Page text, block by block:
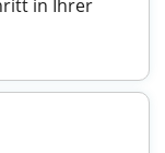
in Ihrer